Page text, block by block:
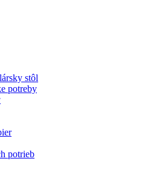
stôl
potreby
potrieb